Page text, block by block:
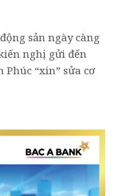
sản ngày càng
nghị gửi đến
“xin” sửa cơ